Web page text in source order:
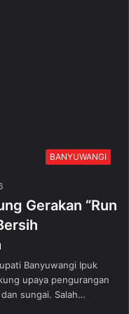
BANYUWANGI
Gerakan “Run
Banyuwangi Ipuk
upaya pengurangan
sungai. Salah…